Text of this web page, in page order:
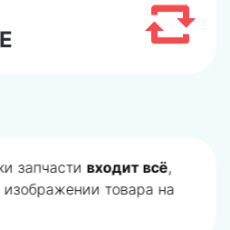
запчасти входит всё,
товара на